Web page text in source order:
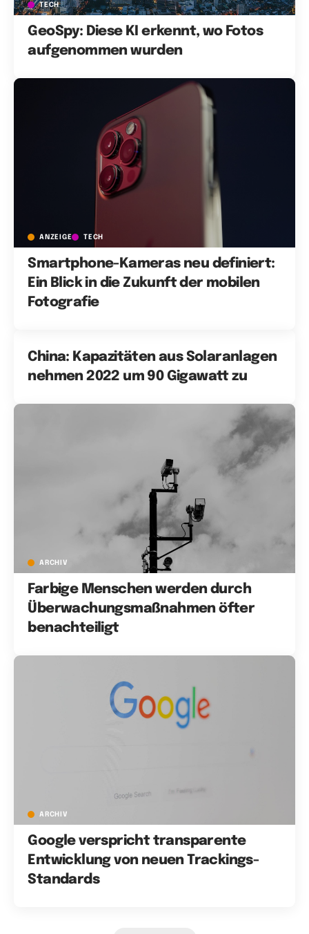
TECH
GeoSpy: Diese KI erkennt, wo Fotos
aufgenommen wurden
ANZEIGE TECH
Smartphone-Kameras neu definiert:
Ein Blick in die Zukunft der mobilen
Fotografie
China: Kapazitäten aus Solaranlagen
nehmen 2022 um 90 Gigawatt zu
ARCHIV
Farbige Menschen werden durch
Überwachungsmaßnahmen öfter
benachteiligt
ARCHIV
Google verspricht transparente
Entwicklung von neuen Trackings-
Standards